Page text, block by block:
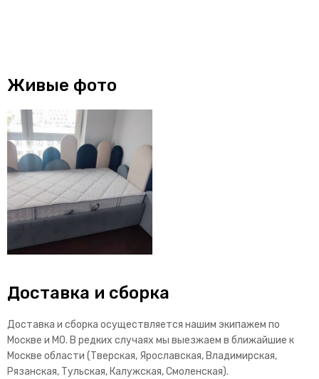
Живые фото
Доставка и сборка
Доставка и сборка осуществляется нашим экипажем по
Москве и МО. В редких случаях мы выезжаем в ближайшие к
Москве области (Тверская, Ярославская, Владимирская,
Рязанская, Тульская, Калужская, Смоленская).